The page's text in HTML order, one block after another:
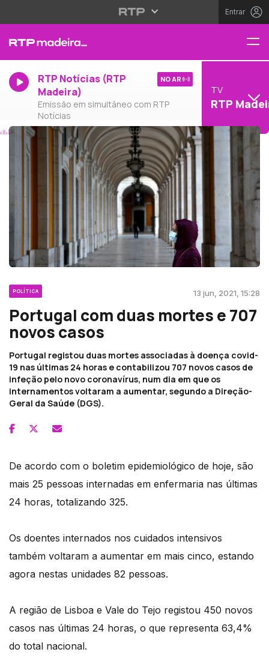
Entrar
RTP Notícias (RTP
Madeira)
Emissão em simultâneo com RTP
Notícias
NO AR
TV
RTP
POLÍTICA 13 jun, 2021, 15:28
Portugal com duas mortes e 707
novos casos
Portugal registou duas mortes associadas à doença covid-
19 nas últimas 24 horas e contabilizou 707 novos casos de
infeção pelo novo coronavírus, num dia em que os
internamentos voltaram a aumentar, segundo a Direção-
Geral da Saúde (DGS).
De acordo com o boletim epidemiológico de hoje, são
mais 25 pessoas internadas em enfermaria nas últimas
24 horas, totalizando 325.
Os doentes internados nos cuidados intensivos
também voltaram a aumentar em mais cinco, estando
agora nestas unidades 82 pessoas.
A região de Lisboa e Vale do Tejo registou 450 novos
casos nas últimas 24 horas, o que representa 63,4%
do total nacional.